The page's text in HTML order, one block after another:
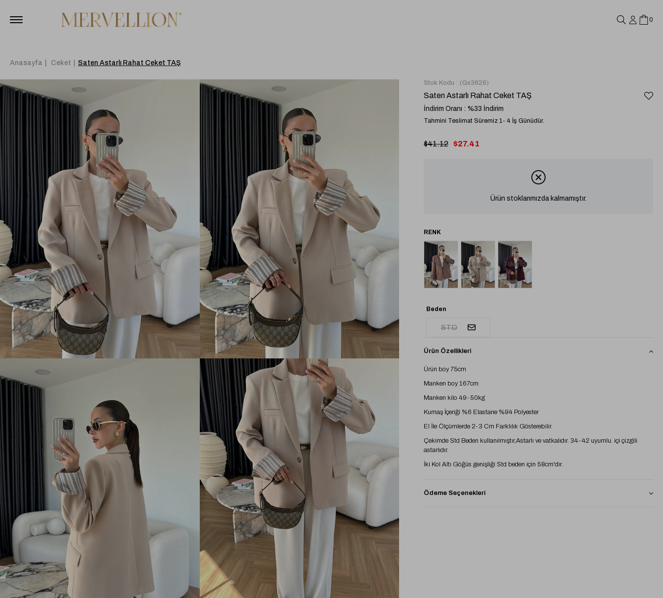
0
Anasayfa Ceket Saten Astarlı Rahat Ceket TAŞ
Stok Kodu (Gx3626)
Saten Astarlı Rahat Ceket TAŞ
İndirim Oranı : %33 İndirim
Tahmini Teslimat Süremiz 1- 4 İş Günüdür.
$41.12 $27.41
Ürün stoklarımızda kalmamıştır.
Tükendi Tükendi Tükendi
Beden
STD
Ürün Özellikleri
Ürün boy 75cm
Manken boy 167cm
Manken kilo 49-50kg
Kumaş İçeriği %6 Elastane %94 Polyester
El İle Ölçümlerde 2-3 Cm Farklılık Gösterebilir.
Çekimde Std Beden kullanılmıştır,Astarlı ve vatkalıdır. 34-42 uyumlu. içi çizgili
astarlıdır.
İki Kol Altı Göğüs genişliği Std beden için 58cm'dir.
Ödeme Seçenekleri